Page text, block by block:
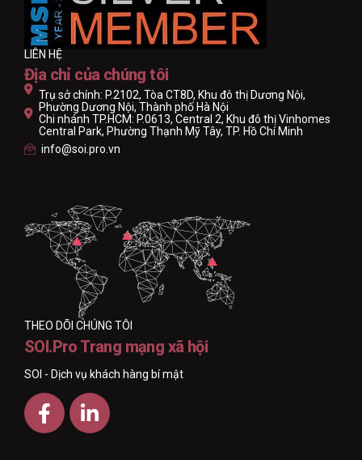
LIÊN HỆ
Địa chỉ của chúng tôi
Trụ sở chính: P.2102, Tòa CT8D, Khu đô thị Dương Nội,
Phường Dương Nội, Thành phố Hà Nội
Chi nhánh TP.HCM: P.0613, Central 2, Khu đô thị Vinhomes
Central Park, Phường Thạnh Mỹ Tây, TP. Hồ Chí Minh
info@soi.pro.vn
THEO DÕI CHÚNG TÔI
SOI.Pro Trang mạng xã hội
SOI - Dịch vụ khách hàng bí mật